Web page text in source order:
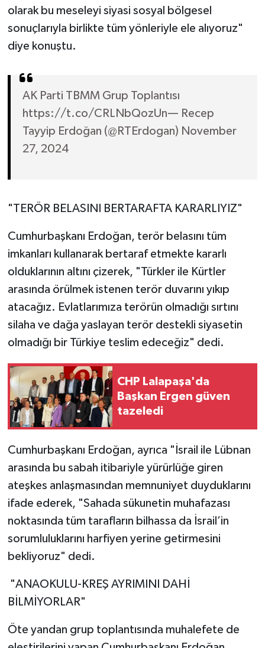
olarak bu meseleyi siyasi sosyal bölgesel
sonuçlarıyla birlikte tüm yönleriyle ele alıyoruz"
diye konuştu.
AK Parti TBMM Grup Toplantısı
https://t.co/CRLNbQozUn— Recep
Tayyip Erdoğan (@RTErdogan) November
27, 2024
"TERÖR BELASINI BERTARAFTA KARARLIYIZ"
Cumhurbaşkanı Erdoğan, terör belasını tüm
imkanları kullanarak bertaraf etmekte kararlı
olduklarının altını çizerek, "Türkler ile Kürtler
arasında örülmek istenen terör duvarını yıkıp
atacağız. Evlatlarımıza terörün olmadığı sırtını
silaha ve dağa yaslayan terör destekli siyasetin
olmadığı bir Türkiye teslim edeceğiz" dedi.
CHP Lalapaşa'da
Başkan Ergen güven
tazeledi
Cumhurbaşkanı Erdoğan, ayrıca "İsrail ile Lübnan
arasında bu sabah itibariyle yürürlüğe giren
ateşkes anlaşmasından memnuniyet duyduklarını
ifade ederek, "Sahada sükunetin muhafazası
noktasında tüm tarafların bilhassa da İsrail’in
sorumluluklarını harfiyen yerine getirmesini
bekliyoruz" dedi.
"ANAOKULU-KREŞ AYRIMINI DAHİ
BİLMİYORLAR"
Öte yandan grup toplantısında muhalefete de